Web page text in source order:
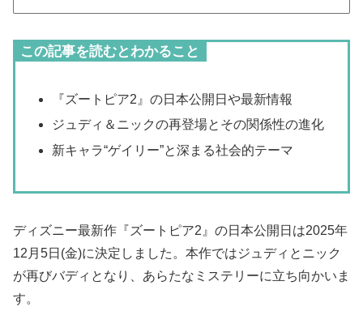
この記事を読むとわかること
『ズートピア2』の日本公開日や最新情報
ジュディ＆ニックの再登場とその関係性の進化
新キャラ“ゲイリー”と深まる社会的テーマ
ディズニー最新作『ズートピア2』の日本公開日は2025年
12月5日(金)に決定しました。本作ではジュディとニック
が再びバディとなり、あらたなミステリーに立ち向かいま
す。